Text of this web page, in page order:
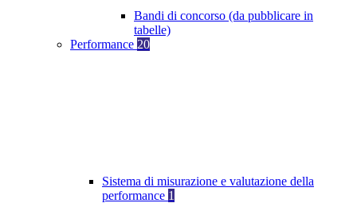
Bandi di concorso (da pubblicare in
tabelle)
Performance 20
Sistema di misurazione e valutazione della
performance 1